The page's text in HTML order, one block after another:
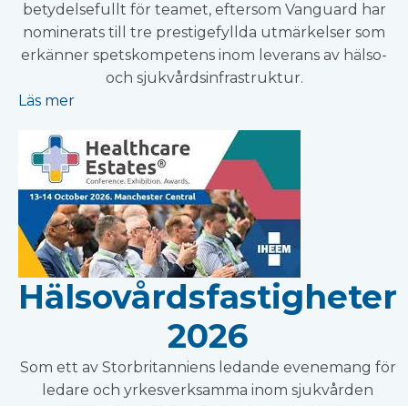
betydelsefullt för teamet, eftersom Vanguard har
nominerats till tre prestigefyllda utmärkelser som
erkänner spetskompetens inom leverans av hälso-
och sjukvårdsinfrastruktur.
Läs mer
Hälsovårdsfastigheter
2026
Som ett av Storbritanniens ledande evenemang för
ledare och yrkesverksamma inom sjukvården